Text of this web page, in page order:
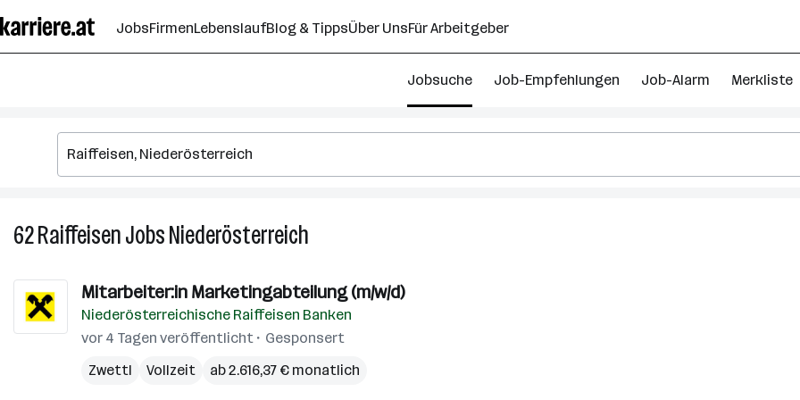
Seiteninhalt
springen
JobsFirmenLebenslaufBlog & TippsÜber UnsFür Arbeitgeber
Jobsuche Job-Empfehlungen Job-Alarm Merkliste
62RaiffeisenJobsNiederösterreich
in
Niederösterreich
Mitarbeiter:in Marketingabteilung (m/w/d)
Niederösterreichische Raiffeisen Banken
vor 4 Tagen veröffentlicht
Gesponsert
Zwettl
Vollzeit ab 2.616,37 € monatlich